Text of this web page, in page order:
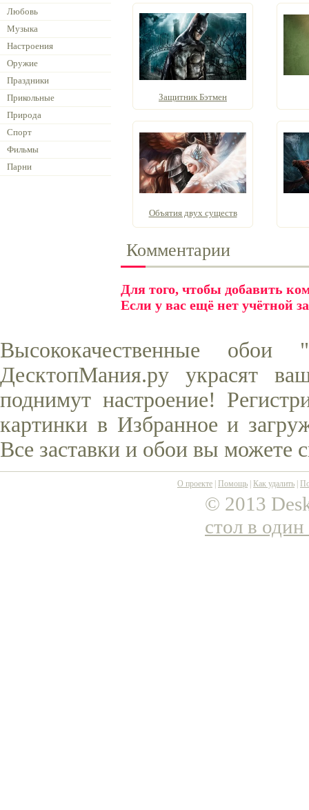
Любовь
Музыка
Настроения
Оружие
Праздники
Прикольные
Природа
Спорт
Фильмы
Парни
Защитник Бэтмен
Объятия двух существ
Комментарии
Для того, чтобы добавить
Если у вас ещё нет учётной
Высококачественные
ДесктопМания.ру украсят
поднимут настроение!
картинки в Избранное и
Все заставки и обои вы можете
О проекте Помощь Как удалить
© 2013
стол в